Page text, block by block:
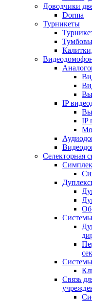
Доводчики
Dorma
Турникеты
IP
IP
Селекторная
Системы
Связь